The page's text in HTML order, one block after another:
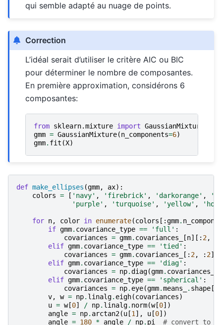
qui semble adapté au nuage de points.
Correction
L’idéal serait d’utiliser le critère AIC ou BIC
pour déterminer le nombre de composantes.
En première approximation, considérons 6
composantes:
from sklearn.mixture import GaussianMixture
gmm = GaussianMixture(n_components=6)
gmm. fit (X)
def make_ellipses (gmm, ax):
colors = [ 'navy' , 'firebrick' , 'darkorange' ,
'purple' , 'turquoise' , 'yellow' ,
for n, color in enumerate(colors [:gmm.
if gmm. covariance_type == 'full' :
covariances = gmm. covariances_ [n][: 2,
elif gmm. covariance_type == 'tied' :
covariances = gmm. covariances_ [: 2, : 2]
elif gmm. covariance_type == 'diag' :
covariances = np.diag(gmm. covariances_
elif gmm. covariance_type == 'spherical' :
covariances = np. eye(gmm.means_ . shape [
v, w = np. linalg. eigh(covariances)
u = w[0] / np. linalg. norm(w[0])
angle = np. arctan2(u [1], u [0])
angle = 180 * angle / np. pi
# convert to